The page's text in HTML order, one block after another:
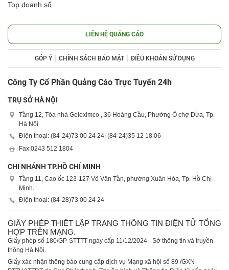
Top doanh số
LIÊN HỆ QUẢNG CÁO
GÓP Ý CHÍNH SÁCH BẢO MẬT ĐIỀU KHOẢN SỬ DỤNG
Công Ty Cổ Phần Quảng Cáo Trực Tuyến 24h
TRỤ SỞ HÀ NỘI
Tầng 12, Tòa nhà Geleximco , 36 Hoàng Cầu, Phường Ô chợ Dừa, Tp.
Hà Nội
Điện thoại: (84-24)73 00 24 24 | (84-24)35 12 18 06
Fax:0243 512 1804
CHI NHÁNH TP.HỒ CHÍ MINH
Tầng 11, Cao ốc 123-127 Võ Văn Tần, phường Xuân Hòa, Tp. Hồ Chí
Minh.
Điện thoại: (84-28)73 00 24 24
GIẤY PHÉP THIẾT LẬP TRANG THÔNG TIN ĐIỆN TỬ TỔNG
HỢP TRÊN MẠNG.
Giấy phép số 180/GP-STTTT ngày cấp 11/12/2024 - Sở thông tin và truyền
thông Hà Nội.
Giấy xác nhận thông báo cung cấp dịch vụ Mạng xã hội số 89 /GXN-